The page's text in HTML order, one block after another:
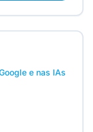
e nas IAs